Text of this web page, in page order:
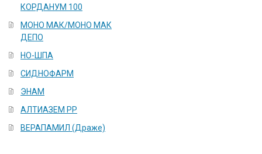
КОРДАНУМ 100
МОНО МАК/МОНО МАК
ДЕПО
НО-ШПА
СИДНОФАРМ
ЭНАМ
АЛТИАЗЕМ РР
ВЕРАПАМИЛ (Драже)